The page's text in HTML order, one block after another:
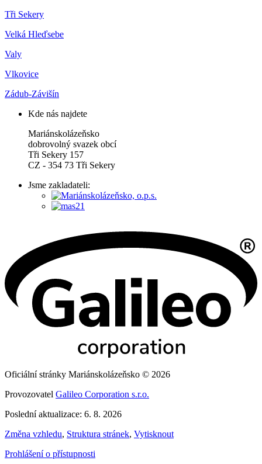
Tři Sekery
Velká Hleďsebe
Valy
Vlkovice
Zádub-Závišín
Kde nás najdete
Mariánskolázeňsko
dobrovolný svazek obcí
Tři Sekery 157
CZ - 354 73 Tři Sekery
Jsme zakladateli:
Oficiální stránky Mariánskolázeňsko © 2026
Provozovatel Galileo Corporation s.r.o.
Poslední aktualizace: 6. 8. 2026
Změna vzhledu, Struktura stránek, Vytisknout
Prohlášení o přístupnosti